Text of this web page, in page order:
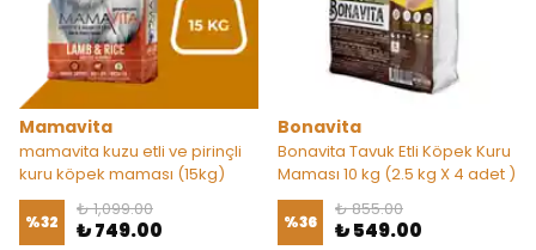
Mamavita
mamavita kuzu etli ve pirinçli
kuru köpek maması (15kg)
%32
₺ 1,099.00
₺ 749.00
Bonavita
Bonavita Tavuk Etli Köpek Kuru
Maması 10 kg (2.5 kg X 4 adet )
%36
₺ 855.00
₺ 549.00